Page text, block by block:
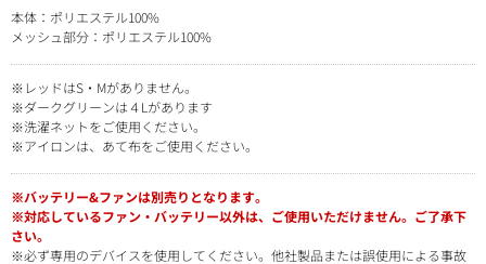
本体：ポリエステル100%
メッシュ部分：ポリエステル100%
※レッドはS・Mがありません。
※ダークグリーンは４Lがあります
※洗濯ネットをご使用ください。
※アイロンは、あて布をご使用ください。
※バッテリー&ファンは別売りとなります。
※対応しているファン・バッテリー以外は、ご使用いただけません。ご了承下
さい。
※必ず専用のデバイスを使用してください。他社製品または誤使用による事故